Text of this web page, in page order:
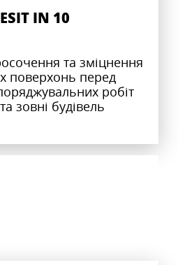
IN 10
та зміцнення
поверхонь перед
робіт
зовні будівель